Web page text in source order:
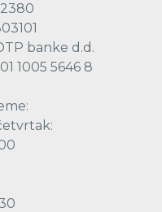
banke d.d.
1005 5646 8